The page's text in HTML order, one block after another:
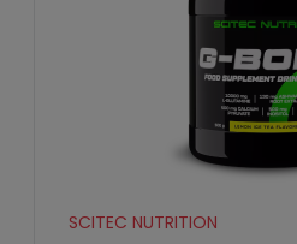
SCITEC NUTRITION